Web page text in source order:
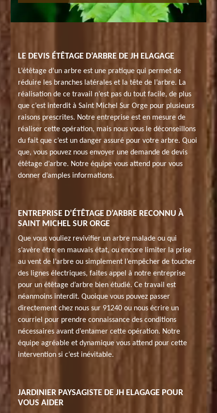
LE DEVIS ÉTÊTAGE D’ARBRE DE JH ELAGAGE
L’étêtage d’un arbre est une pratique qui permet de
réduire les branches latérales et la tête de l’arbre. La
réalisation de ce travail n’est pas du tout facile, de plus
que c’est interdit à Saint Michel Sur Orge pour plusieurs
raisons prescrites. Notre entreprise est en mesure de
réaliser cette opération, mais nous vous le déconseillons
du fait que c’est un danger assuré pour votre arbre. Quoi
que, vous pouvez nous envoyer une demande de devis
étêtage d’arbre. Notre équipe vous attend pour vous
donner d’amples informations.
ENTREPRISE D’ÉTÊTAGE D’ARBRE RECONNU À
SAINT MICHEL SUR ORGE
Que vous vouliez revivifier un arbre malade ou qui
s’avère être en mauvais état, ou encore limiter la prise
au vent de l’arbre ou simplement l’empêcher de toucher
des lignes électriques, faites appel à notre entreprise
pour un étêtage d’arbre bien étudié. Ce travail est
néanmoins interdit. Quoique vous pouvez passer
directement chez nous sur 91240 ou nous écrire un
courriel pour prendre connaissance des conditions
nécessaires avant d’entamer cette opération. Notre
équipe agréable et dynamique vous attend pour cette
intervention si c’est inévitable.
JARDINIER PAYSAGISTE DE JH ELAGAGE POUR
VOUS AIDER